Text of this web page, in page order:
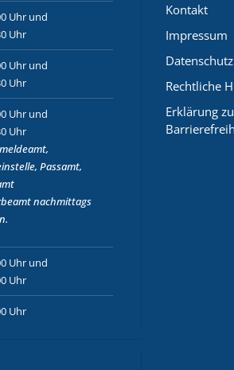
Uhr und
Uhr
Uhr und
Uhr
Uhr und
Uhr
Passamt,
nachmittags
Uhr und
Uhr
Uhr
Kontakt
Impressum
Datenschutz
Rechtliche
Erklärung